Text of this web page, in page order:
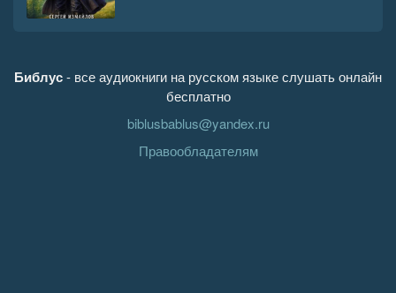
Библус- все аудиокниги на русском языке слушать онлайн
бесплатно
biblusbablus@yandex.ru
Правообладателям